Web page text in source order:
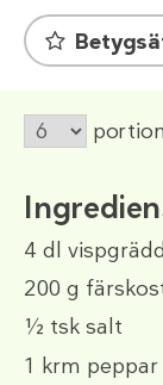
4 dl
200 g
½ tsk salt
1 krm peppar